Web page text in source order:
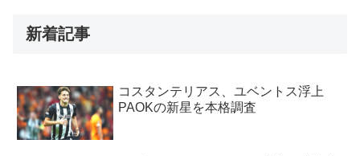
新着記事
コスタンテリアス、ユベントス浮上
PAOKの新星を本格調査